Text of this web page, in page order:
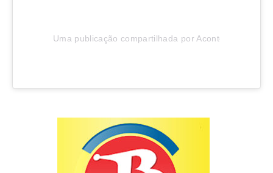
Uma publicação compartilhada por Aconteceu em